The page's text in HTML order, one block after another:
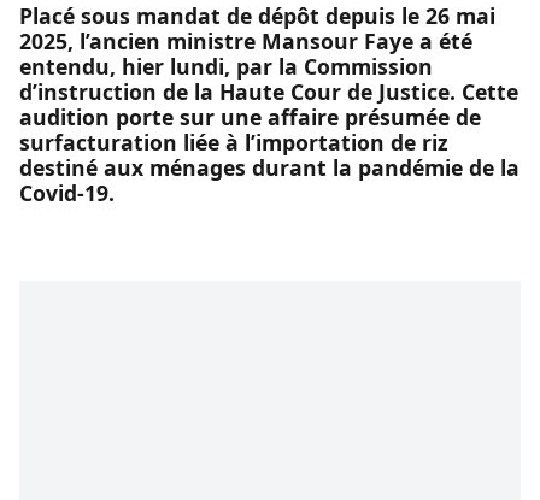
Placé sous mandat de dépôt depuis le 26 mai
2025, l’ancien ministre Mansour Faye a été
entendu, hier lundi, par la Commission
d’instruction de la Haute Cour de Justice. Cette
audition porte sur une affaire présumée de
surfacturation liée à l’importation de riz
destiné aux ménages durant la pandémie de la
Covid-19.